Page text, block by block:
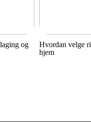
og
Hvordan velge
hjem